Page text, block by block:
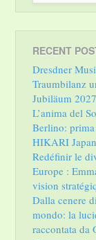
RECENT
Dresdner
Traumbilanz
Jubiläum 2027
L’anima del
Berlino:
HIKARI
Redéfinir le
Europe :
vision
Dalla cenere
mondo: la
raccontata da